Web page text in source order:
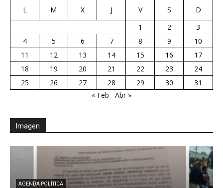
L M X J V S
D
1
2
3
4
5 6 7 8 9
10
11
12 13 14 15 16
17
18
19 20 21 22 23
24
25
26 27 28 29 30
31
« Feb
Abr »
Imagen
AGENDA POLÍTICA